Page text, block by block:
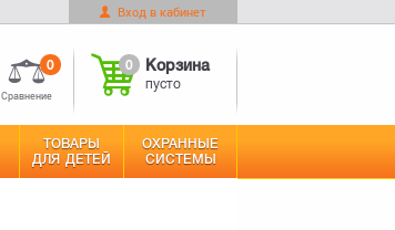
Вход в кабинет
Сравнение
0 0 Корзина
пусто
ТОВАРЫ
ДЛЯ ДЕТЕЙ
ОХРАННЫЕ
СИСТЕМЫ
Оформить заказ